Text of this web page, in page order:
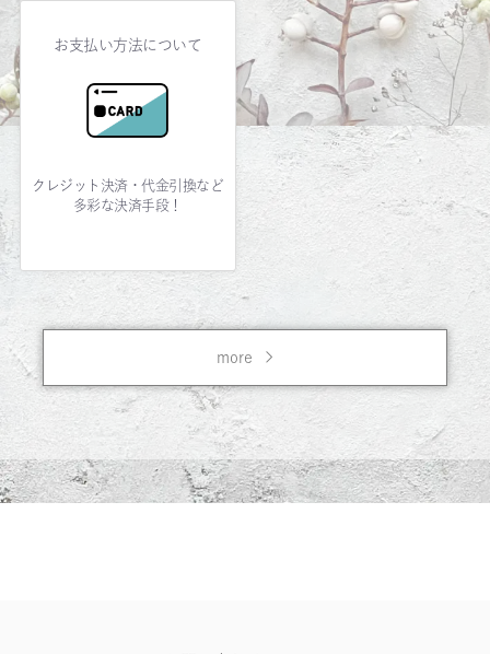
お支払い方法について
クレジット決済・代金引換など
多彩な決済手段！
more